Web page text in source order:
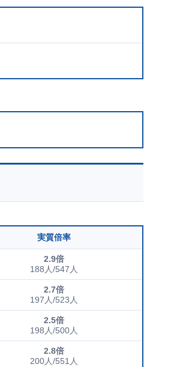
実質倍率
2.9倍
188人/547人
2.7倍
197人/523人
2.5倍
198人/500人
2.8倍
200人/551人